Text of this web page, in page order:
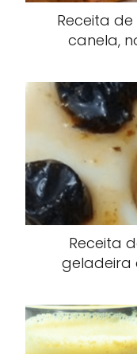
Receita
canela,
Receita
geladeira